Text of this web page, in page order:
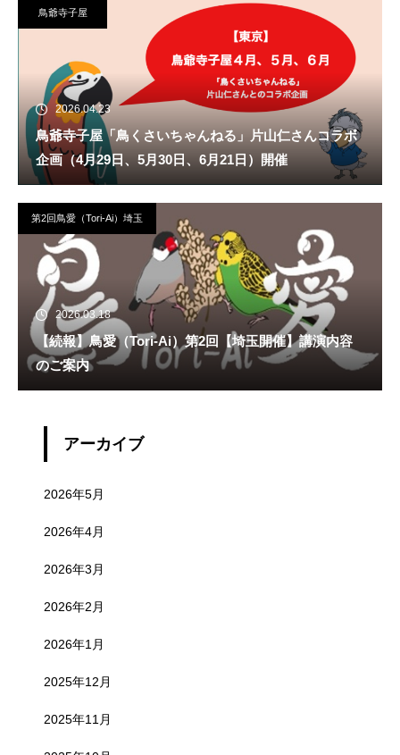
鳥爺寺子屋
2026.04.23
鳥爺寺子屋「鳥くさいちゃんねる」片山仁さんコラボ
企画（4月29日、5月30日、6月21日）開催
第2回鳥愛（Tori-Ai）埼玉
2026.03.18
【続報】鳥愛（Tori-Ai）第2回【埼玉開催】講演内容
のご案内
アーカイブ
2026年5月
2026年4月
2026年3月
2026年2月
2026年1月
2025年12月
2025年11月